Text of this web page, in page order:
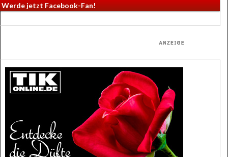
Werde jetzt Facebook-Fan!